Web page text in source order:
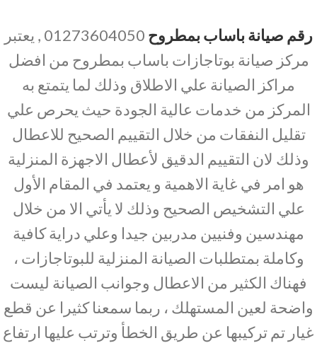
رقم صيانة باساب بمطروح
01273604050 , يعتبر
مركز صيانة بوتاجازات باساب بمطروح من افضل
مراكز الصيانة علي الاطلاق وذلك لما يتمتع به
المركز من خدمات عالية الجودة حيث يحرص علي
تقليل النفقات من خلال التقييم الصحيح للاعطال
وذلك لان التقييم الدقيق لأعطال الاجهزة المنزلية
هو امر في غاية الاهمية و يعتمد في المقام الأول
علي التشخيص الصحيح وذلك لا يأتي الا من خلال
مهندسين وفنيين مدربين جيدا وعلي دراية كافية
وكاملة بمتطلبات الصيانة المنزلية للبوتاجازات ،
فهناك الكثير من الاعطال وجوانب الصيانة ليست
واضحة لعين المستهلك ، ربما سمعنا كثيرا عن قطع
غيار تم تركيبها عن طريق الخطأ وترتب عليها ارتفاع